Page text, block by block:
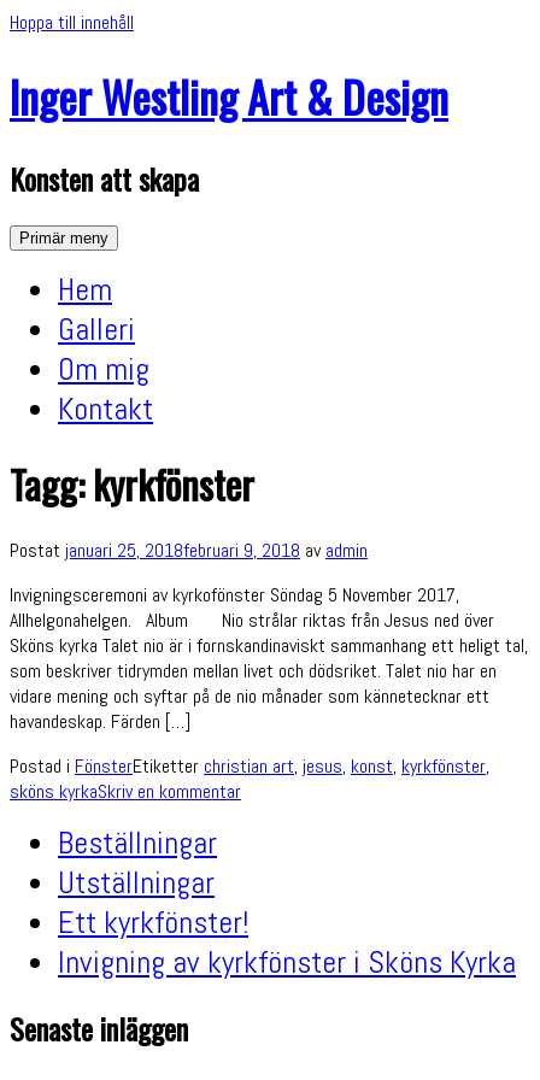
Hoppa till innehåll
Inger Westling Art & Design
Konsten att skapa
Primär meny
Hem
Galleri
Om mig
Kontakt
Tagg: kyrkfönster
Postat januari 25, 2018februari 9, 2018 avadmin
Invigningsceremoni av kyrkofönster Söndag 5 November 2017,
Allhelgonahelgen. Album Nio strålar riktas från Jesus ned över
Sköns kyrka Talet nio är i fornskandinaviskt sammanhang ett heligt tal,
som beskriver tidrymden mellan livet och dödsriket. Talet nio har en
vidare mening och syftar på de nio månader som kännetecknar ett
havandeskap. Färden […]
Postad i FönsterEtiketter christian art, jesus, konst, kyrkfönster,
sköns kyrkaSkriv en kommentar
Beställningar
Utställningar
Ett kyrkfönster!
Invigning av kyrkfönster i Sköns Kyrka
Senaste inläggen